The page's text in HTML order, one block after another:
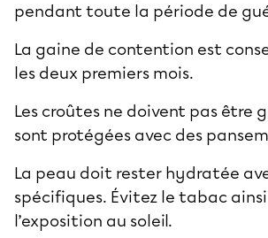
pendant toute la période de
La gaine de contention est
les deux premiers mois.
Les croûtes ne doivent pas être
sont protégées avec des
La peau doit rester hydratée
spécifiques. Évitez le tabac
l’exposition au soleil.